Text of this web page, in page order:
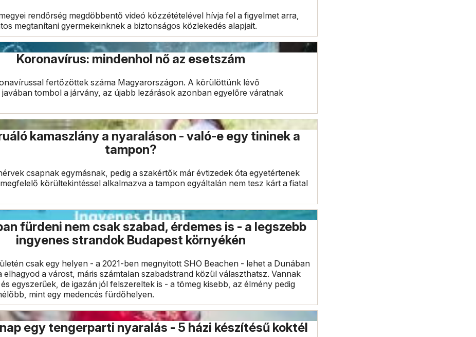
rendőrség megdöbbentő videó közzétételével hívja fel a figyelmet arra,
megtanítani gyermekeinknek a biztonságos közlekedés alapjait.
Koronavírus: mindenhol nő az esetszám
fertőzöttek száma Magyarországon. A körülöttünk lévő
tombol a járvány, az újabb lezárások azonban egyelőre váratnak
kamaszlány a nyaraláson - való-e egy tininek a
tampon?
csapnak egymásnak, pedig a szakértők már évtizedek óta egyetértenek
körültekintéssel alkalmazva a tampon egyáltalán nem tesz kárt a fiatal
fürdeni nem csak szabad, érdemes is - a legszebb
ingyenes strandok Budapest környékén
csak egy helyen - a 2021-ben megnyitott SHO Beachen - lehet a Dunában
elhagyod a várost, máris számtalan szabadstrand közül választhatsz. Vannak
egyszerűek, de igazán jól felszereltek is - a tömeg kisebb, az élmény pedig
mint egy medencés fürdőhelyen.
egy tengerparti nyaralás - 5 házi készítésű koktél